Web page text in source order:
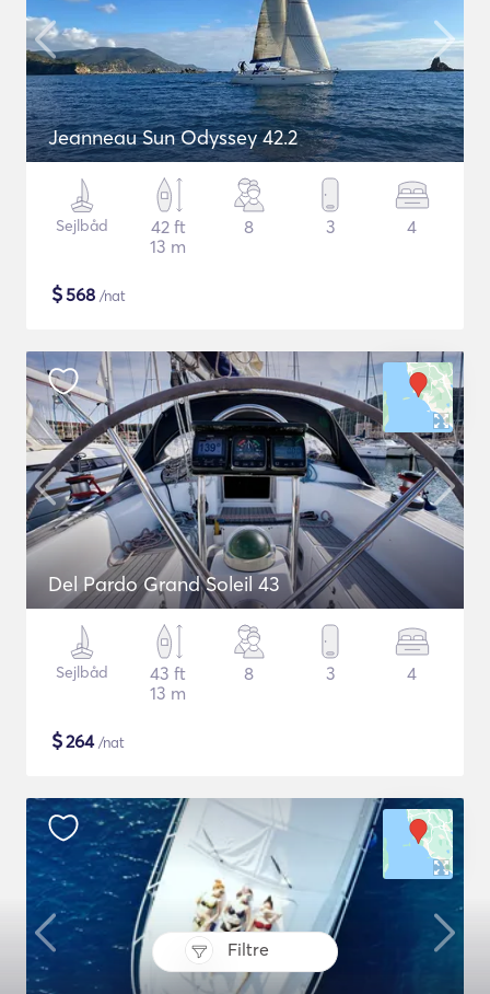
Filtre
Jeanneau Sun Odyssey 42.2
Sejlbåd
42 ft
13 m
8 3 4
$568 /nat
Del Pardo Grand Soleil 43
Sejlbåd
43 ft
13 m
8 3 4
$264/nat